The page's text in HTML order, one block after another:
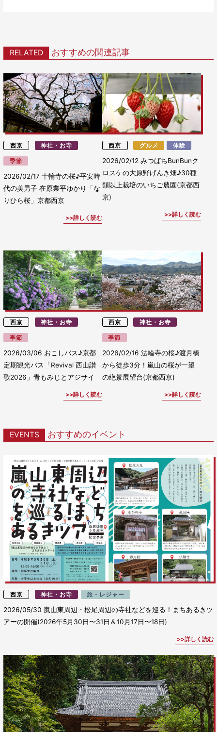
RELATED おすすめの関連記事
西京 神社・お寺
季節
2026/02/17十輪寺の桜♪平安時
代の美男子 在原業平ゆかり「な
りひら桜」京都西京
詳しく読む
西京 グルメ 体験
2026/02/12 みつばちBunBunク
ロスケの大原野げんき畑♪30種
類以上栽培のいちご農園(京都西
京)
詳しく読む
西京 神社・お寺
季節
2026/03/06 おこしバス♪京都
定期観光バス「Revival 西山讃
歌2026」青もみじとアジサイ
詳しく読む
西京 神社・お寺
季節
2026/02/16 法輪寺の桜♪渡月橋
から徒歩3分！嵐山の桜が一望
の絶景展望台(京都西京)
詳しく読む
EVENTS おすすめのイベント
西京 神社・お寺 旅・レジャー
2026/05/30 嵐山東周辺・松尾周辺の寺社などを巡る！まちあるきツ
アーの開催(2026年5月30日〜31日＆10月17日〜18日)
詳しく読む